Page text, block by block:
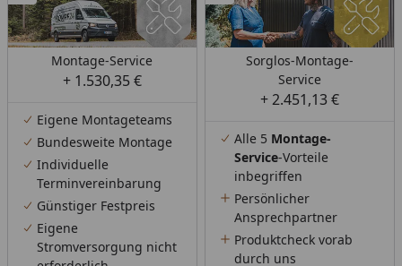
Montage-Service
+ 1.530,35 €
Eigene Montageteams
Bundesweite Montage
Individuelle
Terminvereinbarung
Günstiger Festpreis
Eigene
Stromversorgung nicht
Sorglos-Montage-
Service
+ 2.451,13 €
Alle 5 Montage-
Service-Vorteile
inbegriffen
Persönlicher
Ansprechpartner
Produktcheck vorab
durch uns